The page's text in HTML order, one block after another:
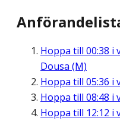
Hoppa till 00:38 i
Dousa (M)
Hoppa till 05:36 i
Hoppa till 08:48 i
Hoppa till 12:12 i